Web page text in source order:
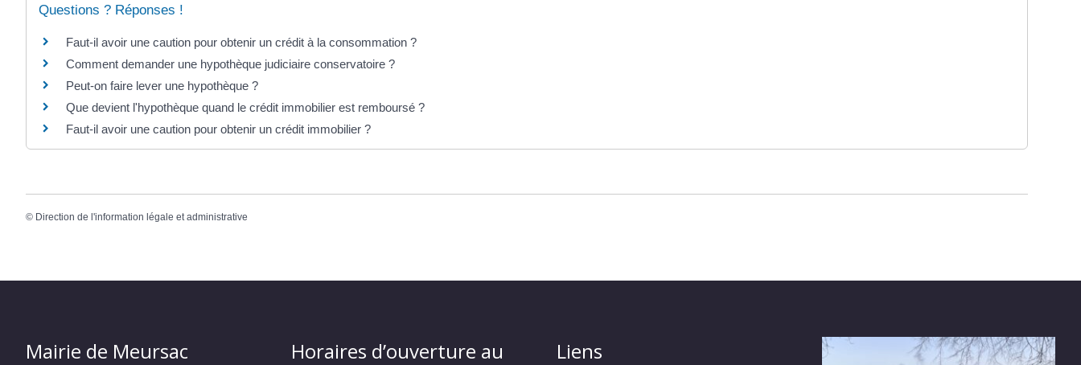
Questions ? Réponses !
Faut-il avoir une caution pour obtenir un crédit à la consommation ?
Comment demander une hypothèque judiciaire conservatoire ?
Peut-on faire lever une hypothèque ?
Que devient l'hypothèque quand le crédit immobilier est remboursé ?
Faut-il avoir une caution pour obtenir un crédit immobilier ?
© Direction de l'information légale et administrative
Mairie de Meursac
Horaires d’ouverture au
Liens